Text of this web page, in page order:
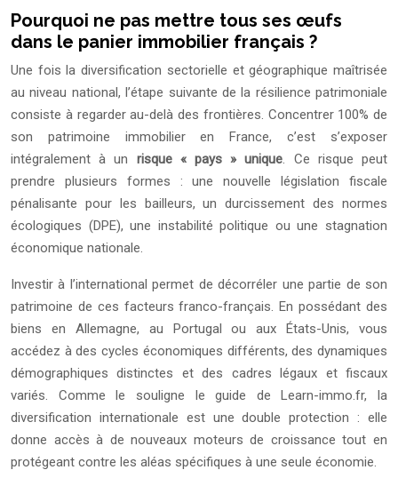
Pourquoi ne pas mettre tous ses œufs
dans le panier immobilier français ?
Une fois la diversification sectorielle et géographique maîtrisée
au niveau national, l’étape suivante de la résilience patrimoniale
consiste à regarder au-delà des frontières. Concentrer 100% de
son patrimoine immobilier en France, c’est s’exposer
intégralement à un risque « pays » unique. Ce risque peut
prendre plusieurs formes : une nouvelle législation fiscale
pénalisante pour les bailleurs, un durcissement des normes
écologiques (DPE), une instabilité politique ou une stagnation
économique nationale.
Investir à l’international permet de décorréler une partie de son
patrimoine de ces facteurs franco-français. En possédant des
biens en Allemagne, au Portugal ou aux États-Unis, vous
accédez à des cycles économiques différents, des dynamiques
démographiques distinctes et des cadres légaux et fiscaux
variés. Comme le souligne le guide de Learn-immo.fr, la
diversification internationale est une double protection : elle
donne accès à de nouveaux moteurs de croissance tout en
protégeant contre les aléas spécifiques à une seule économie.